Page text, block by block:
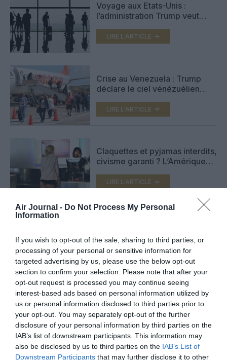
Air Journal - Do Not Process My Personal
Information
If you wish to opt-out of the sale, sharing to third parties, or
processing of your personal or sensitive information for
targeted advertising by us, please use the below opt-out
section to confirm your selection. Please note that after your
opt-out request is processed you may continue seeing
interest-based ads based on personal information utilized by
us or personal information disclosed to third parties prior to
your opt-out. You may separately opt-out of the further
disclosure of your personal information by third parties on the
IAB’s list of downstream participants. This information may
also be disclosed by us to third parties on the IAB’s List of
Downstream Participants that may further disclose it to other
Voyage aux Etats-Unis :
l’administration Trump veut
l’historique des réseaux
sociaux
LIRE L'ARTICLE
Crise au Venezuela : Trump
déclare le ciel vénézuélien
LIRE L'ARTICLE
Claquettes et pyjamas interdits,
civisme garanti ? L’Amérique
passagers
LIRE L'ARTICLE
Venezuela après
l’avertissement de la FAA
LIRE L'ARTICLE
VOIR PLUS D'ARTICLES
FAIRE UN DON